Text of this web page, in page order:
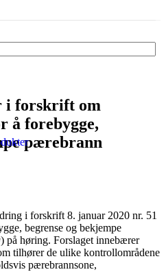
i forskrift om
å forebygge,
pærebrann
i forskrift 8. januar 2020 nr. 51
begrense og bekjempe
) på høring. Forslaget innebærer
tilhører de ulike kontrollområdene
pærebrannsone,